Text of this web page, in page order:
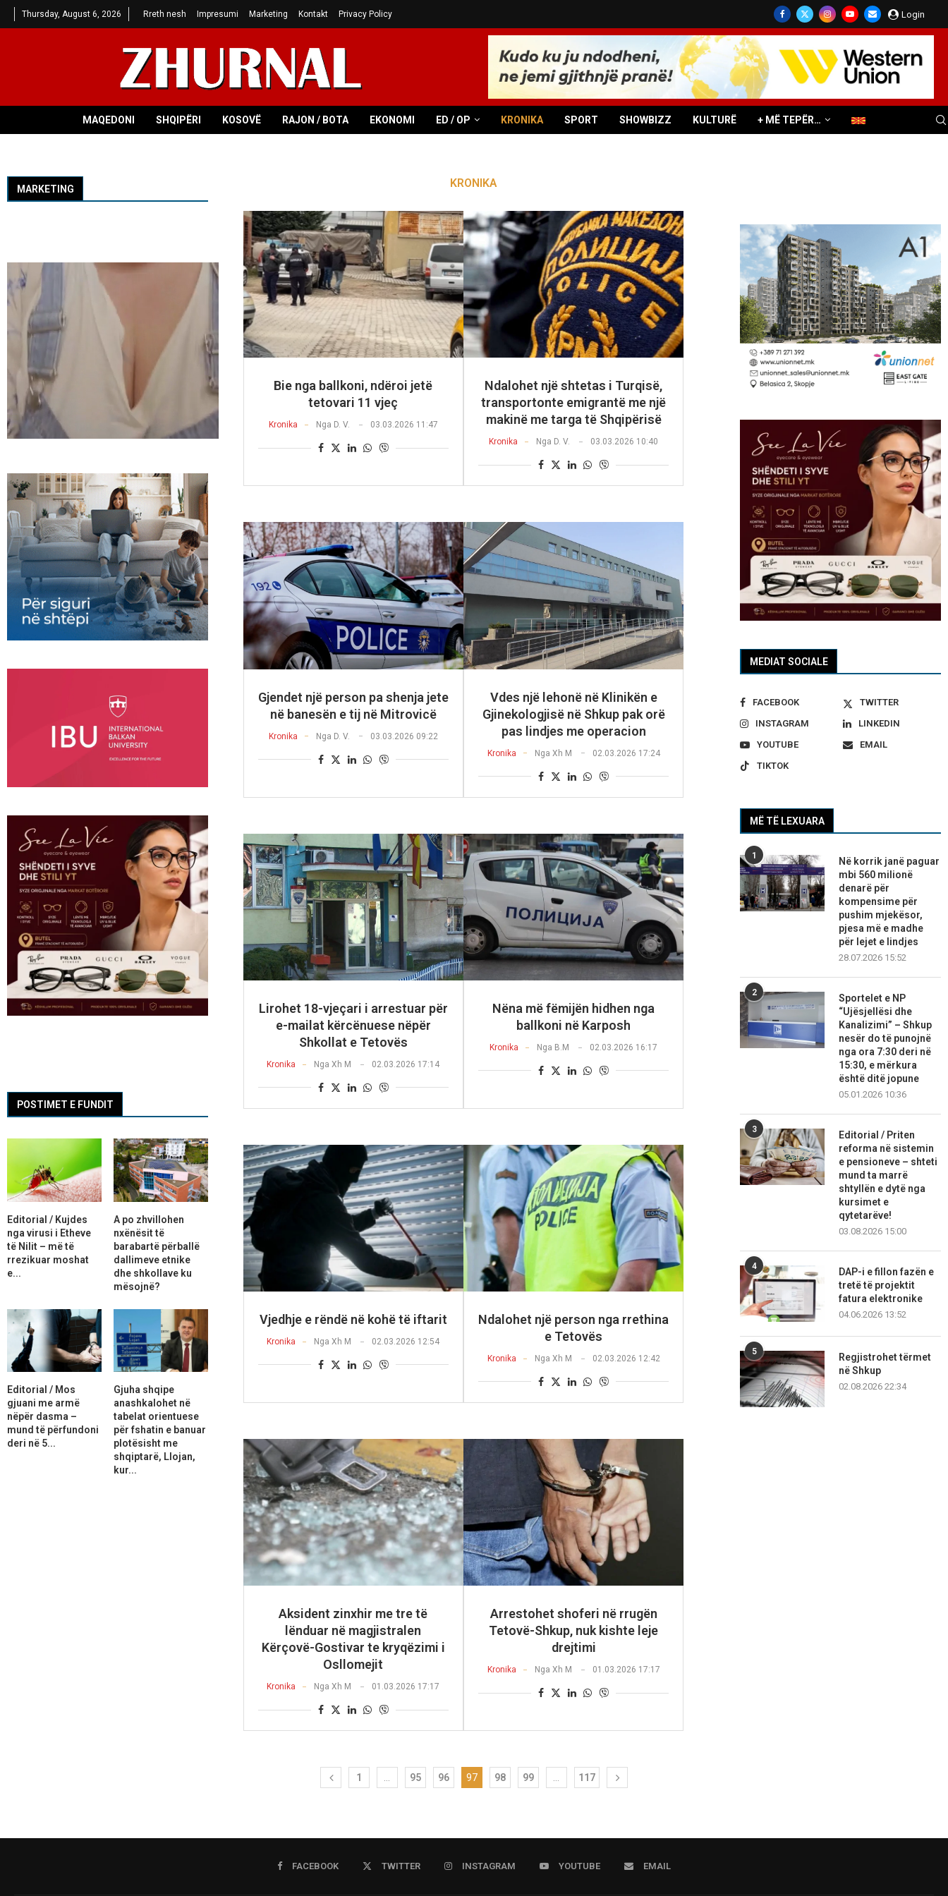
Thursday, August 6, 2026 Rreth nesh Impresumi Marketing Kontakt Privacy Policy Login
MAQEDONI SHQIPËRI KOSOVË RAJON / BOTA EKONOMI ED / OP KRONIKA SPORT SHOWBIZZ KULTURË + MË TEPËR…
KRONIKA
Bie nga ballkoni, ndëroi jetë
tetovari 11 vjeç
Kronika Nga D. V. 03.03.2026 11:47
Ndalohet një shtetas i Turqisë,
transportonte emigrantë me një
makinë me targa të Shqipërisë
Kronika Nga D. V. 03.03.2026 10:40
Gjendet një person pa shenja jete
në banesën e tij në Mitrovicë
Kronika Nga D. V. 03.03.2026 09:22
Vdes një lehonë në Klinikën e
Gjinekologjisë në Shkup pak orë
pas lindjes me operacion
Kronika Nga Xh M 02.03.2026 17:24
Lirohet 18-vjeçari i arrestuar për
e-mailat kërcënuese nëpër
Shkollat e Tetovës
Kronika NgaXh M 02.03.2026 17:14
Nëna më fëmijën hidhen nga
ballkoni në Karposh
Kronika Nga B.M 02.03.2026 16:17
Vjedhje e rëndë në kohë të iftarit
Kronika NgaXh M 02.03.2026 12:54
Ndalohet një person nga rrethina
e Tetovës
Kronika Nga Xh M 02.03.2026 12:42
Aksident zinxhir me tre të
lënduar në magjistralen
Kërçovë-Gostivar te kryqëzimi i
Osllomejit
Kronika NgaXh M 01.03.2026 17:17
Arrestohet shoferi në rrugën
Tetovë-Shkup, nuk kishte leje
drejtimi
Kronika Nga Xh M 01.03.2026 17:17
1 … 95 96 97 98 99 … 117
MEDIAT SOCIALE
FACEBOOK
TWITTER
INSTAGRAM
LINKEDIN
YOUTUBE
EMAIL
TIKTOK
MË TË LEXUARA
1
Në korrik janë paguar
mbi 560 milionë
denarë për
kompensime për
pushim mjekësor,
pjesa më e madhe
për lejet e lindjes
28.07.2026 15:52
2
Sportelet e NP
“Ujësjellësi dhe
Kanalizimi” – Shkup
nesër do të punojnë
nga ora 7:30 deri në
15:30, e mërkura
është ditë jopune
05.01.2026 10:36
3
Editorial / Priten
reforma në sistemin
e pensioneve – shteti
mund ta marrë
shtyllën e dytë nga
kursimet e
qytetarëve!
03.08.2026 15:00
4
DAP-i e fillon fazën e
tretë të projektit
fatura elektronike
04.06.2026 13:52
5
Regjistrohet tërmet
në Shkup
02.08.2026 22:34
MARKETING
POSTIMET E FUNDIT
Editorial / Kujdes
nga virusi i Etheve
të Nilit – më të
rrezikuar moshat
e...
A po zhvillohen
nxënësit të
barabartë përballë
dallimeve etnike
dhe shkollave ku
mësojnë?
Editorial / Mos
gjuani me armë
nëpër dasma –
mund të përfundoni
deri në 5...
Gjuha shqipe
anashkalohet në
tabelat orientuese
për fshatin e banuar
plotësisht me
shqiptarë, Llojan,
kur...
FACEBOOK TWITTER INSTAGRAM YOUTUBE EMAIL